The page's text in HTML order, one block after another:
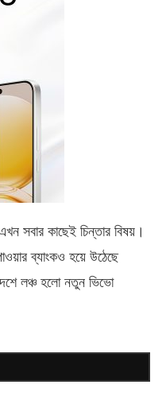
সবার কাছেই চিন্তার বিষয়।
ব্যাংকও হয়ে উঠেছে
লঞ্চ হলো নতুন ভিভো